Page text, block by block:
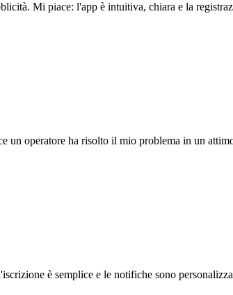
Mi piace: l'app è intuitiva, chiara e la
un operatore ha risolto il mio problema in un
è semplice e le notifiche sono